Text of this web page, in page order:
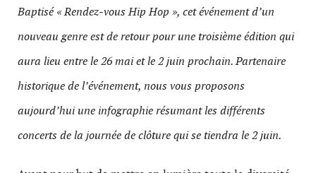
Baptisé « Rendez-vous Hip Hop », cet événement d’un
nouveau genre est de retour pour une troisième édition qui
aura lieu entre le 26 mai et le 2 juin prochain. Partenaire
historique de l’événement, nous vous proposons
aujourd’hui une infographie résumant les différents
concerts de la journée de clôture qui se tiendra le 2 juin.